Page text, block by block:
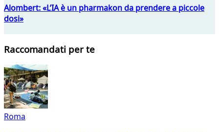
Alombert: «L’IA è un pharmakon da prendere a piccole
dosi»
Raccomandati per te
Roma